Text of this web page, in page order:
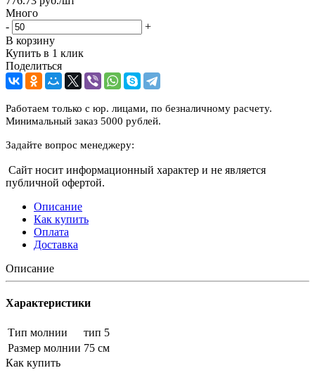
Много
-
+
В корзину
Купить в 1 клик
Поделиться
Работаем только с юр. лицами, по безналичному расчету.
Минимальный заказ 5000 рублей.
Задайте вопрос менеджеру:
Сайт носит информационный характер и не является
публичной офертой.
Описание
Как купить
Оплата
Доставка
Описание
Характеристики
Тип молнии
тип 5
Размер молнии 75 см
Как купить